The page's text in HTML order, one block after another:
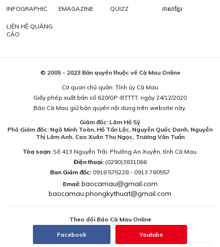
INFOGRAPHIC EMAGAZINE QUIZZ ភាសាខ្មែរ
LIÊN HỆ QUẢNG
CÁO
© 2005 - 2023 Bản quyền thuộc về Cà Mau Online
Cơ quan chủ quản: Tỉnh ủy Cà Mau
Giấy phép xuất bản số 620/GP-BTTTT, ngày 24/12/2020
Báo Cà Mau giữ bản quyền nội dung trên website này.
Giám đốc: Lâm Hồ Sỹ
Phó Giám đốc: Ngô Minh Toàn, Hồ Tấn Lộc, Nguyễn Quốc Danh, Nguyễn
Thị Lâm Anh, Cao Xuân Thu Ngọc, Trương Văn Tuấn
Tòa soạn:Số 413 Nguyễn Trãi, Phường An Xuyên, tỉnh Cà Mau.
Điện thoại: (0290)3831066
Ban Giám đốc: 0918.575228 - 0913.780557
Email: baocamau@gmail.com
baocamau.phongkythuat@gmail.com
Theo dõi Báo Cà Mau Online
Facebook Youtube